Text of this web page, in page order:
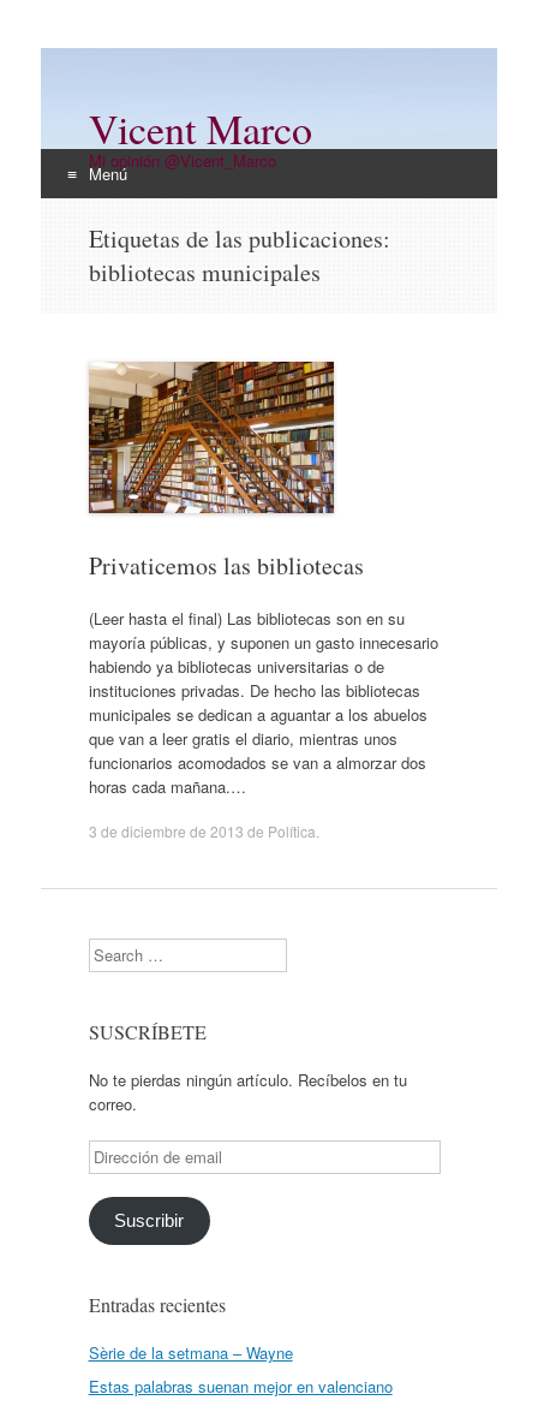
Vicent Marco
Mi opinión @Vicent_Marco
Menú
contenido
Etiquetas de las publicaciones:
bibliotecas municipales
Privaticemos las bibliotecas
(Leer hasta el final) Las bibliotecas son en su
mayoría públicas, y suponen un gasto innecesario
habiendo ya bibliotecas universitarias o de
instituciones privadas. De hecho las bibliotecas
municipales se dedican a aguantar a los abuelos
que van a leer gratis el diario, mientras unos
funcionarios acomodados se van a almorzar dos
horas cada mañana.…
3 de diciembre de 2013 de Política
Search
SUSCRÍBETE
No te pierdas ningún artículo. Recíbelos en tu
correo.
Dirección
de
email
Suscribir
Entradas recientes
Sèrie de la setmana – Wayne
Estas palabras suenan mejor en valenciano